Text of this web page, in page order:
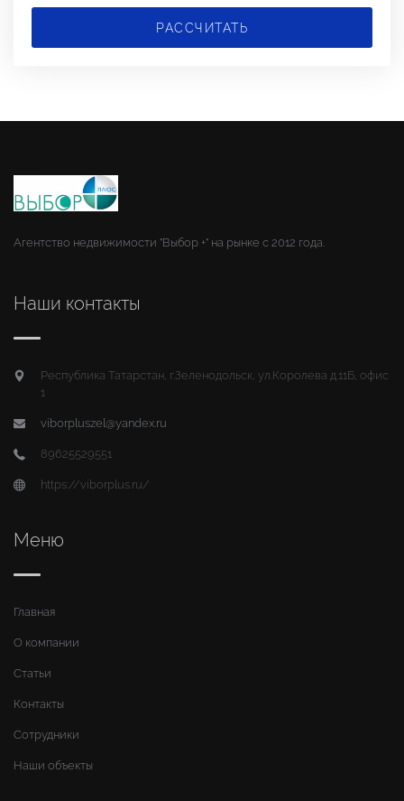
РАССЧИТАТЬ
Агентство недвижимости "Выбор +" на рынке с 2012 года.
Наши контакты
Республика Татарстан, г.Зеленодольск, ул.Королева д.11Б, офис
1
viborpluszel@yandex.ru
89625529551
https://viborplus.ru/
Меню
Главная
О компании
Статьи
Контакты
Сотрудники
Наши объекты